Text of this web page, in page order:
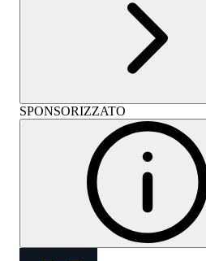
SPONSORIZZATO